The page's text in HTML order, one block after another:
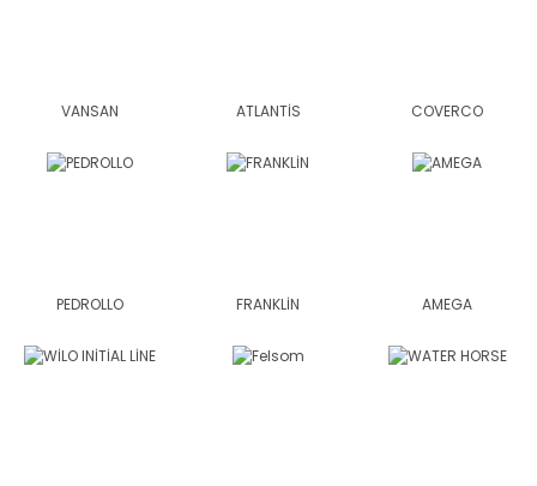
VANSAN ATLANTİS COVERCO
PEDROLLO FRANKLİN AMEGA